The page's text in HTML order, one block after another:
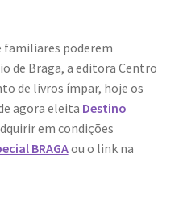
da Campanha 50-15
familiares poderem
de Braga, a editora Centro
de livros ímpar, hoje os
agora eleita Destino
em condições
BRAGAou o link na